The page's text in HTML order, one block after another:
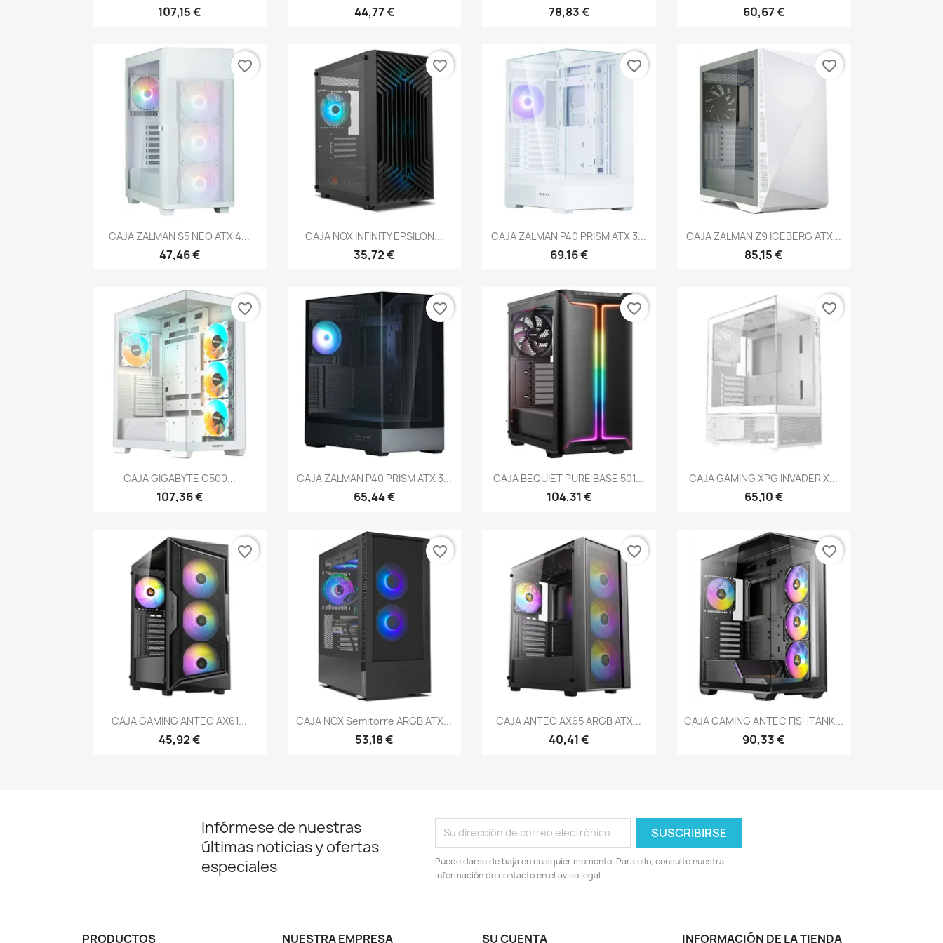
107,15 € 44,77 € 78,83 € 60,67 €
Vista rápida
CAJA ZALMAN S5 NEO ATX 4...
47,46 €
favorite_border
Vista rápida
CAJA NOX INFINITY EPSILON...
35,72 €
favorite_border
Vista rápida
CAJA ZALMAN P40 PRISM ATX 3...
69,16 €
favorite_border
Vista rápida
CAJA ZALMAN Z9 ICEBERG ATX...
85,15 €
favorite_border
Vista rápida
CAJA GIGABYTE C500...
107,36 €
favorite_border
Vista rápida
CAJA ZALMAN P40 PRISM ATX 3...
65,44 €
favorite_border
 Vista rápida
CAJA BEQUIET PURE BASE 501...
104,31 €
favorite_border
Vista rápida
CAJA GAMING XPG INVADER X...
65,10 €
favorite_border
Vista rápida
CAJA GAMING ANTEC AX61...
45,92 €
favorite_border
Vista rápida
CAJA NOX Semitorre ARGB ATX...
53,18 €
favorite_border
Vista rápida
CAJA ANTEC AX65 ARGB ATX...
40,41 €
favorite_border
Vista rápida
CAJA GAMING ANTEC FISHTANK...
90,33 €
favorite_border
Infórmese de nuestras
últimas noticias y ofertas
especiales
Puede darse de baja en cualquier momento. Para ello, consulte nuestra
información de contacto en el aviso legal.
PRODUCTOS NUESTRA EMPRESA SU CUENTA INFORMACIÓN DE LA TIENDA